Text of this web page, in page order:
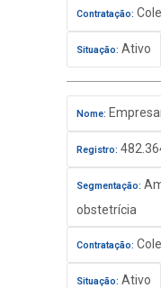
Contratação:
Situação: Ativo
Nome:
Registro:
Segmentação:
obstetrícia
Contratação:
Situação: Ativo